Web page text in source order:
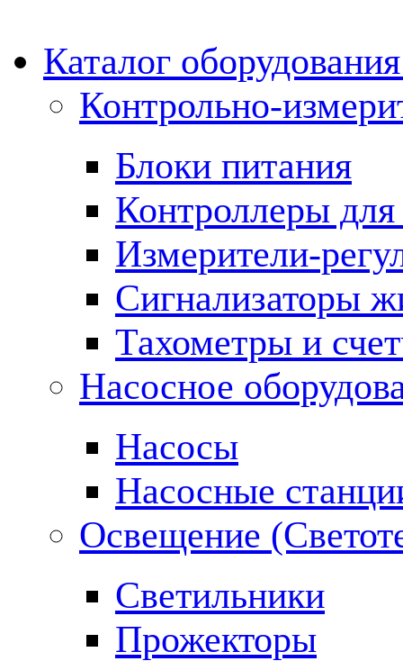
Каталог
Контрольно-
Блоки питания
Контроллеры
Измерители-
Сигнализаторы
Тахометры и
Насосное
Насосы
Насосные
Освещение
Светильники
Прожекторы